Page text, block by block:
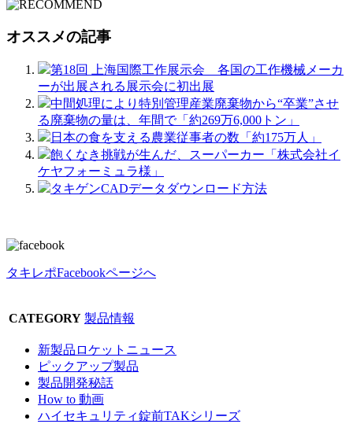
オススメの記事
第18回 上海国際工作展示会 各国の工作機械メーカ
ーが出展される展示会に初出展
中間処理により特別管理産業廃棄物から“卒業”させ
る廃棄物の量は、年間で「約269万6,000トン」
日本の食を支える農業従事者の数「約175万人」
飽くなき挑戦が生んだ、スーパーカー「株式会社イ
ケヤフォーミュラ様」
タキゲンCADデータダウンロード方法
タキレポFacebookページへ
CATEGORY 製品情報
新製品ロケットニュース
ピックアップ製品
製品開発秘話
How to 動画
ハイセキュリティ錠前TAKシリーズ